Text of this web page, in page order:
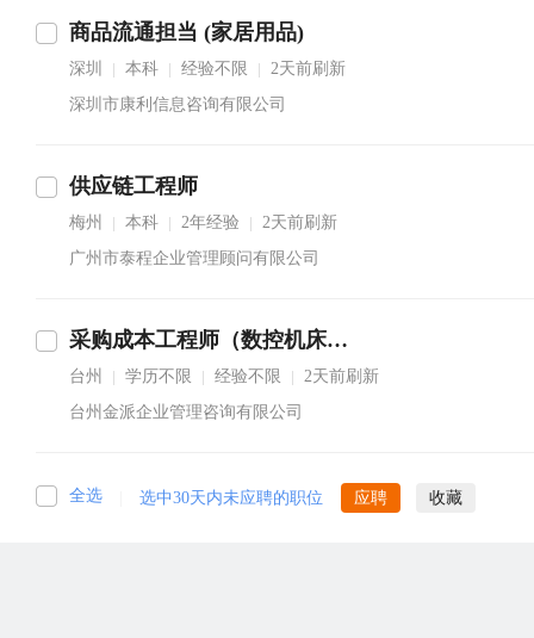
商品流通担当 (家居用品)
深圳 本科 经验不限
2天前刷新
深圳市康利信息咨询有限公司
供应链工程师
梅州 本科 2年经验
2天前刷新
广州市泰程企业管理顾问有限公司
采购成本工程师（数控机床行业）
台州 学历不限 经验不限
2天前刷新
台州金派企业管理咨询有限公司
全选 选中30天内未应聘的职位 应聘 收藏